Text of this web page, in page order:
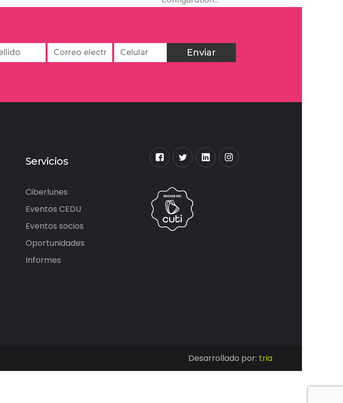
Servicios
Ciberlunes
Eventos CEDU
Eventos socios
Oportunidades
Informes
Desarrollado por: tria